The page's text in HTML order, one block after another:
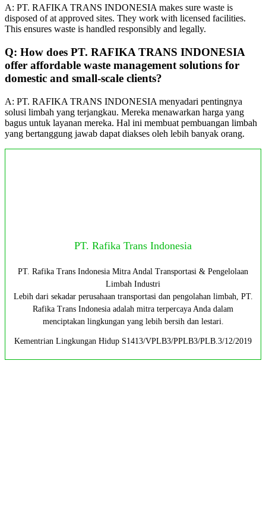
A: PT. RAFIKA TRANS INDONESIA makes sure waste is
disposed of at approved sites. They work with licensed facilities.
This ensures waste is handled responsibly and legally.
Q: How does PT. RAFIKA TRANS INDONESIA
offer affordable waste management solutions for
domestic and small-scale clients?
A: PT. RAFIKA TRANS INDONESIA menyadari pentingnya
solusi limbah yang terjangkau. Mereka menawarkan harga yang
bagus untuk layanan mereka. Hal ini membuat pembuangan limbah
yang bertanggung jawab dapat diakses oleh lebih banyak orang.
PT. Rafika Trans Indonesia
PT. Rafika Trans Indonesia Mitra Andal Transportasi & Pengelolaan
Limbah Industri
Lebih dari sekadar perusahaan transportasi dan pengolahan limbah, PT.
Rafika Trans Indonesia adalah mitra terpercaya Anda dalam
menciptakan lingkungan yang lebih bersih dan lestari.
Kementrian Lingkungan Hidup S1413/VPLB3/PPLB3/PLB.3/12/2019